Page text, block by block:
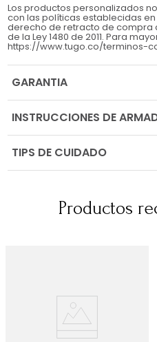
Los productos personalizados
con las políticas establecidas
derecho de retracto de compra
de la Ley 1480 de 2011. Para
https://www.tugo.co/terminos-
GARANTIA
INSTRUCCIONES DE
TIPS DE CUIDADO
Productos